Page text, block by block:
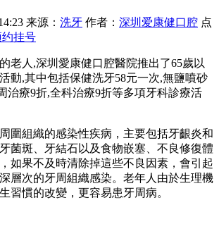
来源： 洗牙 作者： 深圳爱康健口腔 点
约挂号
老人,深圳愛康健口腔醫院推出了65歲以
動,其中包括保健洗牙58元一次,無鹽噴砂
治療9折,全科治療9折等多項牙科診療活
組織的感染性疾病，主要包括牙齦炎和
菌斑、牙結石以及食物嵌塞、不良修復體
如果不及時清除掉這些不良因素，會引起
層次的牙周組織感染。老年人由於生理機
習慣的改變，更容易患牙周病。